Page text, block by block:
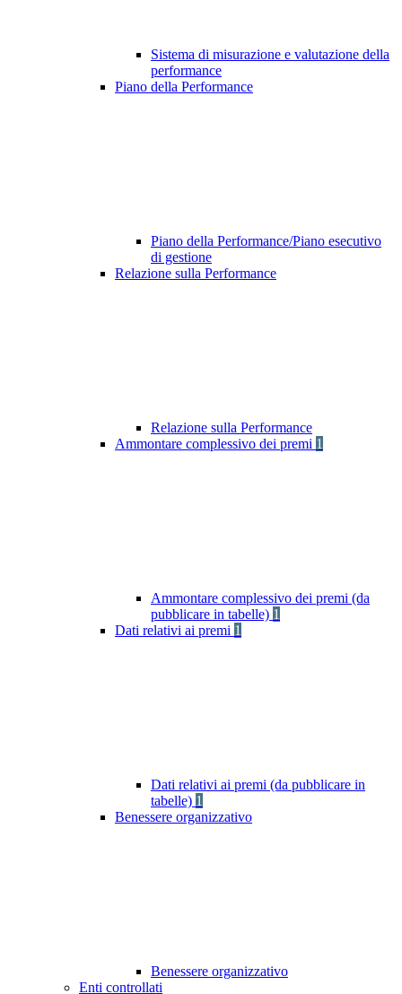
Sistema di misurazione e valutazione della
performance
Piano della Performance
Piano della Performance/Piano esecutivo
di gestione
Relazione sulla Performance
Relazione sulla Performance
Ammontare complessivo dei premi 1
Ammontare complessivo dei premi (da
pubblicare in tabelle) 1
Dati relativi ai premi 1
Dati relativi ai premi (da pubblicare in
tabelle) 1
Benessere organizzativo
Benessere organizzativo
Enti controllati